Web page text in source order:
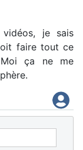
je sais
faire tout ce
ça ne me